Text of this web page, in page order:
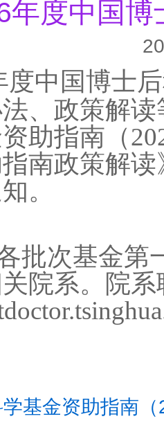
年度中国
度中国博士
、政策解
助指南（
南政策解读
。
批次基金第
院系。院
基金资助指南